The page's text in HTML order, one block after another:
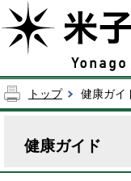
トップ 健康ガイ
健康ガイド